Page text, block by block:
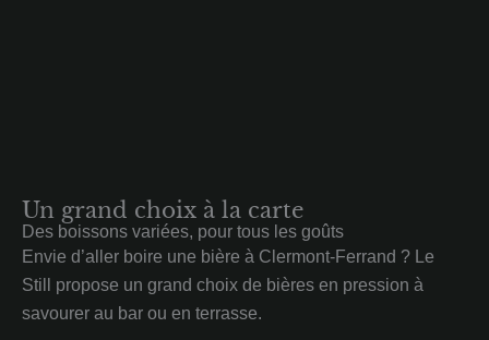
Un grand choix à la carte
Des boissons variées, pour tous les goûts
Envie d’aller boire une bière à Clermont-Ferrand ? Le
Still propose un grand choix de bières en pression à
savourer au bar ou en terrasse.